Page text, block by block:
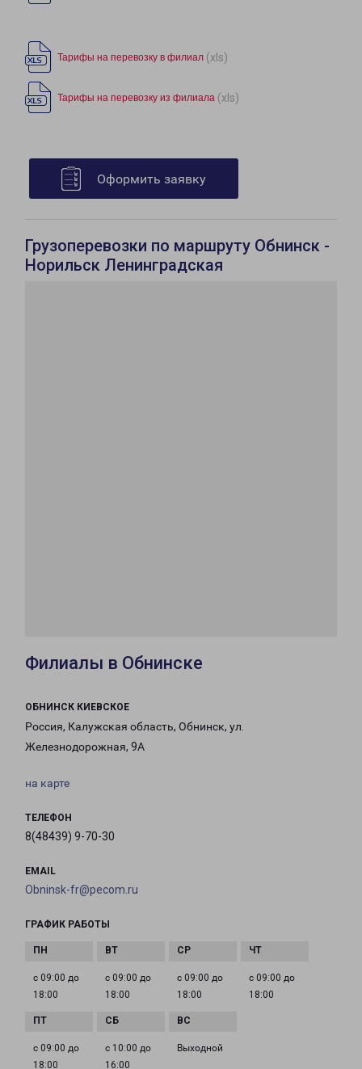
Тарифы на перевозку в филиал (xls)
Тарифы на перевозку из филиала (xls)
Оформить заявку
Грузоперевозки по маршруту Обнинск -
Норильск Ленинградская
Филиалы в Обнинске
ОБНИНСК КИЕВСКОЕ
Россия, Калужская область, Обнинск, ул.
Железнодорожная, 9А
на карте
ТЕЛЕФОН
8(48439) 9-70-30
EMAIL
Obninsk-fr@pecom.ru
ГРАФИК РАБОТЫ
с 09:00 до
18:00
с 09:00 до
18:00
с 09:00 до
18:00
с 09:00 до
18:00
с 09:00 до
18:00
с 10:00 до
16:00
Выходной